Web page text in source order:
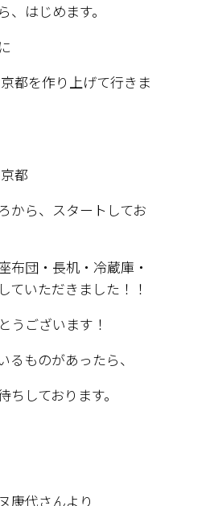
、はじめます。
都を作り上げて行きま
都
から、スタートしてお
布団・長机・冷蔵庫・
ていただきました！！
うございます！
るものがあったら、
ちしております。
康代さんより